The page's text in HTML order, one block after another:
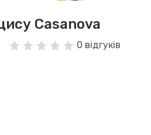
Casanova
0 відгуків